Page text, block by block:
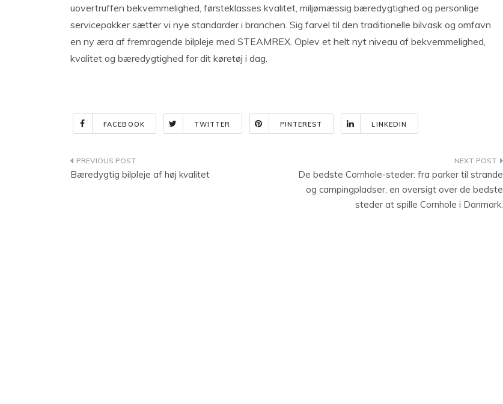
uovertruffen bekvemmelighed, førsteklasses kvalitet, miljømæssig bæredygtighed og personlige
servicepakker sætter vi nye standarder i branchen. Sig farvel til den traditionelle bilvask og omfavn
en ny æra af fremragende bilpleje med STEAMREX. Oplev et helt nyt niveau af bekvemmelighed,
kvalitet og bæredygtighed for dit køretøj i dag.
FACEBOOK TWITTER PINTEREST LINKEDIN
Indlægsnavigation
Bæredygtig bilpleje af høj kvalitet
De bedste Cornhole-steder: fra parker til strande
og campingpladser, en oversigt over de bedste
steder at spille Cornhole i Danmark.